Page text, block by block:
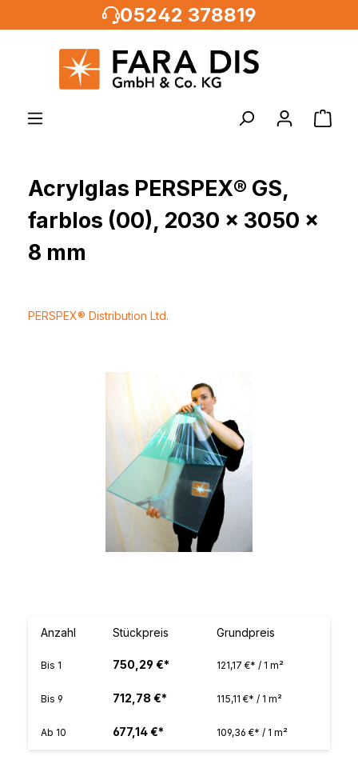
05242 378819
Acrylglas PERSPEX® GS,
farblos (00), 2030 x 3050 x
8 mm
PERSPEX® Distribution Ltd.
Anzahl Stückpreis Grundpreis
Bis 1 750,29 €* 121,17 €* / 1 m²
Bis 9 712,78 €* 115,11 €* / 1 m²
Ab 10 677,14 €* 109,36 €* / 1 m²